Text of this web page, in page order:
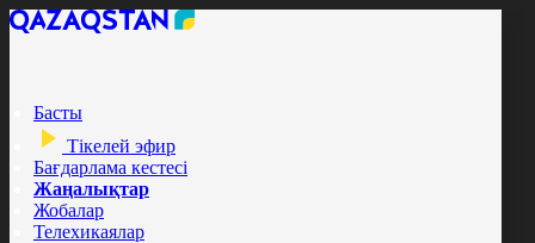
Басты
Тікелей эфир
Бағдарлама кестесі
Жаңалықтар
Жобалар
Телехикаялар